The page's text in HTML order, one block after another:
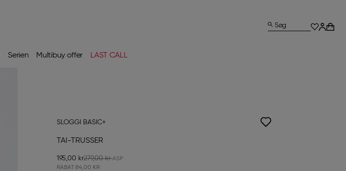
Serien Multibuy offer LAST CALL
Søg
SLOGGI BASIC+
TAI-TRUSSER
195,00 kr279,00 kr
RABAT 84,00 KR